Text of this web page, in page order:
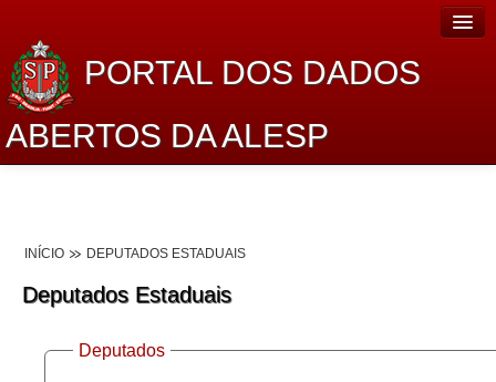
PORTAL DOS DADOS
ABERTOS DA ALESP
Lei de Acesso à Informação
Dados Governamentais Abertos
INÍCIO DEPUTADOS ESTADUAIS
Deputados Estaduais
Deputados